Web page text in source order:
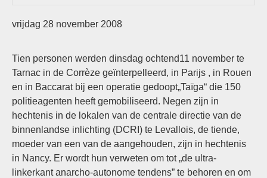
vrijdag 28 november 2008
Tien personen werden dinsdag ochtend11 november te
Tarnac in de Corrèze geïnterpelleerd, in Parijs , in Rouen
en in Baccarat bij een operatie gedoopt„Taïga“ die 150
politieagenten heeft gemobiliseerd. Negen zijn in
hechtenis in de lokalen van de centrale directie van de
binnenlandse inlichting (DCRI) te Levallois, de tiende,
moeder van een van de aangehouden, zijn in hechtenis
in Nancy. Er wordt hun verweten om tot „de ultra-
linkerkant anarcho-autonome tendens” te behoren en om